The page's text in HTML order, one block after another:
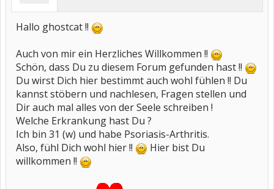
Hallo ghostcat !!
Auch von mir ein Herzliches Willkommen !!
Schön, dass Du zu diesem Forum gefunden hast !!
Du wirst Dich hier bestimmt auch wohl fühlen !! Du
kannst stöbern und nachlesen, Fragen stellen und
Dir auch mal alles von der Seele schreiben !
Welche Erkrankung hast Du ?
Ich bin 31 (w) und habe Psoriasis-Arthritis.
Also, fühl Dich wohl hier !!
Hier bist Du
willkommen !!